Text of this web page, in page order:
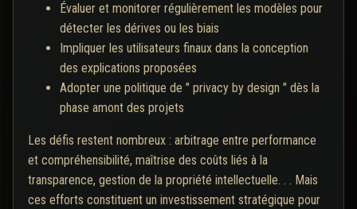
Évaluer et monitorer régulièrement les modèles pour
détecter les dérives ou les biais
Impliquer les utilisateurs finaux dans la conception
des explications proposées
Adopter une politique de " privacy by design " dès la
phase amont des projets
Les défis restent nombreux : arbitrage entre performance
et compréhensibilité, maîtrise des coûts liés à la
transparence, gestion de la propriété intellectuelle. . . Mais
ces efforts constituent un investissement stratégique pour